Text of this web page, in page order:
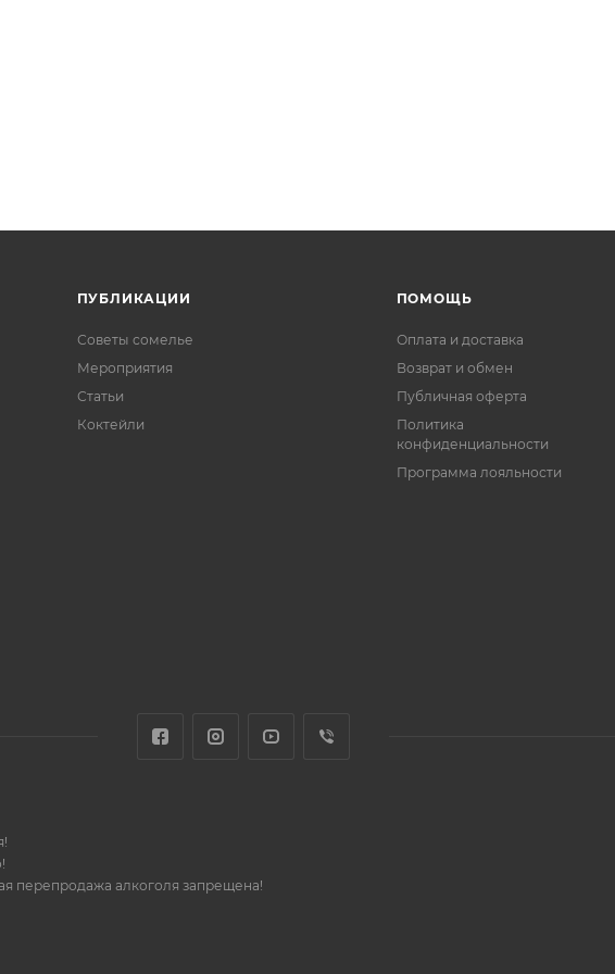
ПУБЛИКАЦИИ
Советы сомелье
Мероприятия
Статьи
Коктейли
ПОМОЩЬ
Оплата и доставка
Возврат и обмен
Публичная оферта
Политика
конфиденциальности
Программа лояльности
перепродажа алкоголя запрещена!